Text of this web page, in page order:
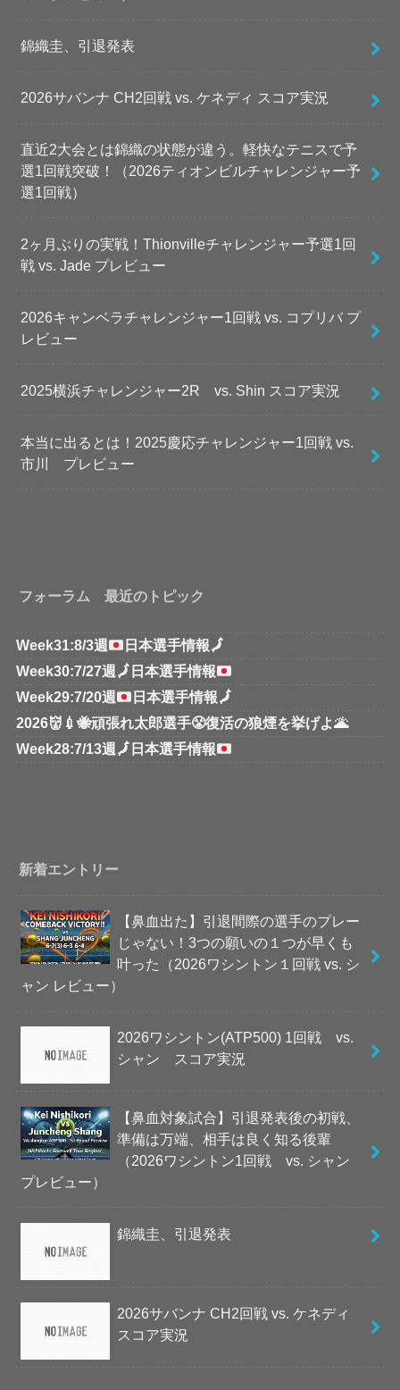
錦織圭、引退発表
2026サバンナ CH2回戦 vs. ケネディ スコア実況
直近2大会とは錦織の状態が違う。軽快なテニスで予
選1回戦突破！（2026ティオンビルチャレンジャー予
選1回戦）
2ヶ月ぶりの実戦！Thionvilleチャレンジャー予選1回
戦 vs. Jade プレビュー
2026キャンベラチャレンジャー1回戦 vs. コプリバ プ
レビュー
2025横浜チャレンジャー2R vs. Shin スコア実況
本当に出るとは！2025慶応チャレンジャー1回戦 vs.
市川 プレビュー
フォーラム 最近のトピック
Week31:8/3週 日本選手情報🗾
Week30:7/27週 🗾 日本選手情報
Week29:7/20週
日本選手情報🗾
2026👹💉🐝頑張れ太郎選手😤復活の狼煙を挙げよ🌋
Week28:7/13週 🗾 日本選手情報
新着エントリー
【鼻血出た】引退間際の選手のプレー
じゃない！3つの願いの１つが早くも
叶った（2026ワシントン１回戦 vs. シ
ャン レビュー）
2026ワシントン(ATP500) 1回戦 vs.
シャン スコア実況
【鼻血対象試合】引退発表後の初戦、
準備は万端、相手は良く知る後輩
（2026ワシントン1回戦 vs. シャン
プレビュー）
錦織圭、引退発表
2026サバンナ CH2回戦 vs. ケネディ
スコア実況